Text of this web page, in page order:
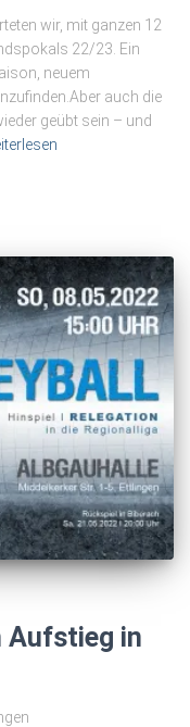
wir, mit ganzen 12
22/23. Ein
neuem
auch die
geübt sein – und
Aufstieg in